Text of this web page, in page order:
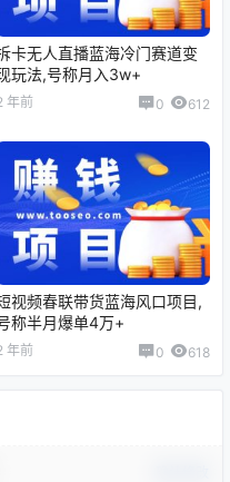
卡无人直播蓝海冷门赛道变
玩法,号称月入3w+
年前 0 612
视频春联带货蓝海风口项目,
称半月爆单4万+
年前 0 618